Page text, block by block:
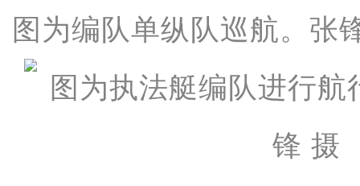
图为编队单纵队巡航。张